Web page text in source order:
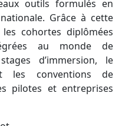
outils formulés en
Grâce à cette
les cohortes diplômées
au monde de
d’immersion, le
les conventions de
pilotes et entreprises